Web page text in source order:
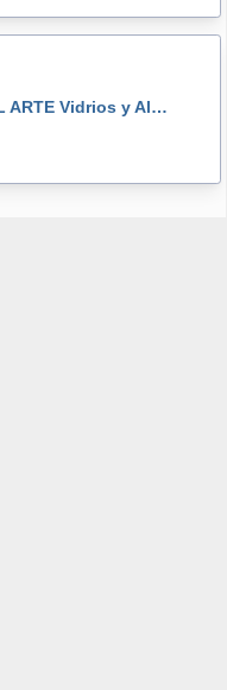
EL ARTE Vidrios y Aluminios